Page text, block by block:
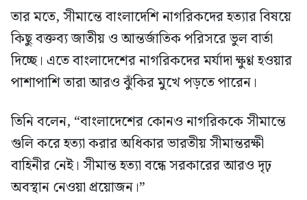
তার মতে, সীমান্তে বাংলাদেশি নাগরিকদের হত্যার বিষয়ে
কিছু বক্তব্য জাতীয় ও আন্তর্জাতিক পরিসরে ভুল বার্তা
দিচ্ছে। এতে বাংলাদেশের নাগরিকদের মর্যাদা ক্ষুণ্ণ হওয়ার
পাশাপাশি তারা আরও ঝুঁকির মুখে পড়তে পারেন।
তিনি বলেন, “বাংলাদেশের কোনও নাগরিককে সীমান্তে
গুলি করে হত্যা করার অধিকার ভারতীয় সীমান্তরক্ষী
বাহিনীর নেই। সীমান্ত হত্যা বন্ধে সরকারের আরও দৃঢ়
অবস্থান নেওয়া প্রয়োজন।”